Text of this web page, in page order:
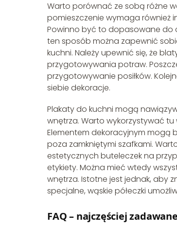
Warto porównać ze sobą różne
pomieszczenie wymaga również
Powinno być to dopasowane do
ten sposób można zapewnić
kuchni. Należy upewnić się, że
przygotowywania potraw.
przygotowywanie posiłków.
siebie dekoracje.
Plakaty do kuchni mogą
wnętrza. Warto wykorzystywać
Elementem dekoracyjnym mogą
poza zamkniętymi szafkami.
estetycznych buteleczek na
etykiety. Można mieć wtedy
wnętrza. Istotne jest jednak, aby
specjalne, wąskie półeczki
FAQ – najczęściej